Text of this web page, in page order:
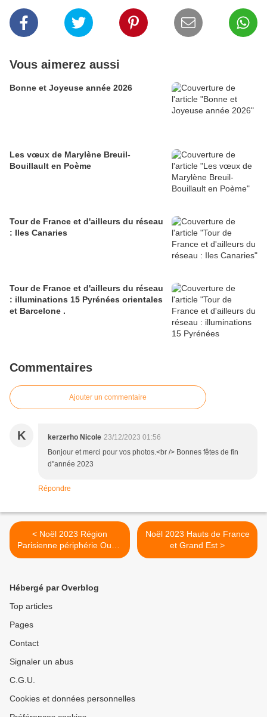
Vous aimerez aussi
Bonne et Joyeuse année 2026
Les vœux de Marylène Breuil-
Bouillault en Poème
Tour de France et d'ailleurs du réseau
: Iles Canaries
Tour de France et d'ailleurs du réseau
: illuminations 15 Pyrénées orientales
et Barcelone .
Commentaires
Ajouter un commentaire
K kerzerho Nicole 23/12/2023 01:56
Bonjour et merci pour vos photos.<br /> Bonnes fêtes de fin
d"année 2023
Répondre
< Noël 2023 Région
Parisienne périphérie Ouest
: Puteaux+additif Créteil
Noël 2023 Hauts de France
et Grand Est >
Hébergé par Overblog
Top articles
Pages
Contact
Signaler un abus
C.G.U.
Cookies et données personnelles